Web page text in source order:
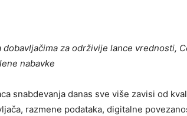
za održivije lance vrednosti,
nabavke
snabdevanja danas sve više zavisi od
razmene podataka, digitalne